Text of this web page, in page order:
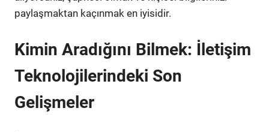
paylaşmaktan kaçınmak en iyisidir.
Kimin Aradığını Bilmek: İletişim
Teknolojilerindeki Son
Gelişmeler